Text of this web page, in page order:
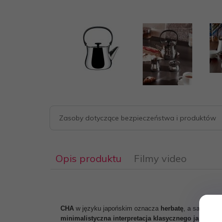
Zasoby dotyczące bezpieczeństwa i produktów
Opis produktu Filmy video
CHA w języku japońskim oznacza herbatę, a sam
minimalistyczna interpretacja klasycznego